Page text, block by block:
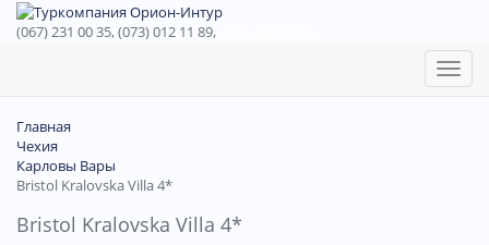
(067) 231 00 35, (073) 012 11 89,
Toggle
Главная
Чехия
Карловы Вары
Bristol Kralovska Villa 4*
Bristol Kralovska Villa 4*